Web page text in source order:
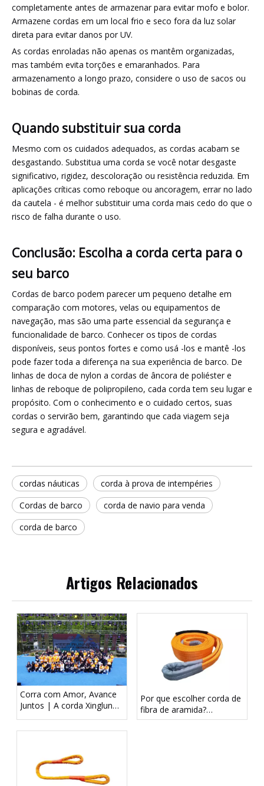
completamente antes de armazenar para evitar mofo e bolor.
Armazene cordas em um local frio e seco fora da luz solar
direta para evitar danos por UV.
As cordas enroladas não apenas os mantêm organizadas,
mas também evita torções e emaranhados. Para
armazenamento a longo prazo, considere o uso de sacos ou
bobinas de corda.
Quando substituir sua corda
Mesmo com os cuidados adequados, as cordas acabam se
desgastando. Substitua uma corda se você notar desgaste
significativo, rigidez, descoloração ou resistência reduzida. Em
aplicações críticas como reboque ou ancoragem, errar no lado
da cautela - é melhor substituir uma corda mais cedo do que o
risco de falha durante o uso.
Conclusão: Escolha a corda certa para o
seu barco
Cordas de barco podem parecer um pequeno detalhe em
comparação com motores, velas ou equipamentos de
navegação, mas são uma parte essencial da segurança e
funcionalidade de barco. Conhecer os tipos de cordas
disponíveis, seus pontos fortes e como usá -los e mantê -los
pode fazer toda a diferença na sua experiência de barco. De
linhas de doca de nylon a cordas de âncora de poliéster e
linhas de reboque de polipropileno, cada corda tem seu lugar e
propósito. Com o conhecimento e o cuidado certos, suas
cordas o servirão bem, garantindo que cada viagem seja
segura e agradável.
cordas náuticas
corda à prova de intempéries
Cordas de barco
corda de navio para venda
corda de barco
Artigos Relacionados
Corra com Amor, Avance
Juntos | A corda Xinglun
apoia o bem-estar público,
levando o futuro com
Por que escolher corda de
fibra de aramida?
Durabilidade superior e